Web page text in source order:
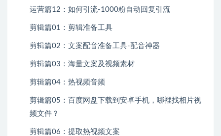
运营篇12：如何引流-1000粉自动回复引流
剪辑篇01：剪辑准备工具
剪辑篇02：文案配音准备工具-配音神器
剪辑篇03：海量文案及视频素材
剪辑篇04：热视频音频
剪辑篇05：百度网盘下载到安卓手机，哪裡找相片视
频文件？
剪辑篇06：提取热视频文案